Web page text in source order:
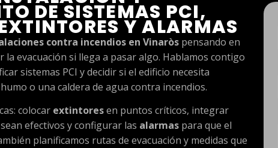
DE SISTEMAS PCI,
Y ALARMAS
contra incendios en Vinaròs pensando en
evacuación si llega a pasar algo. Hablamos contigo
sistemas PCI y decidir si el edificio necesita
o una caldera de agua contra incendios.
colocar extintoresen puntos críticos, integrar
efectivos y configurar las alarmas para que el
planificamos rutas de evacuación y medidas que